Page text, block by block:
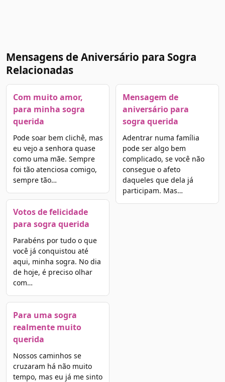
Mensagens de Aniversário para Sogra
Relacionadas
Com muito amor,
para minha sogra
querida
Pode soar bem clichê, mas
eu vejo a senhora quase
como uma mãe. Sempre
foi tão atenciosa comigo,
sempre tão…
Votos de felicidade
para sogra querida
Parabéns por tudo o que
você já conquistou até
aqui, minha sogra. No dia
de hoje, é preciso olhar
com…
Para uma sogra
realmente muito
querida
Nossos caminhos se
cruzaram há não muito
tempo, mas eu já me sinto
Mensagem de
aniversário para
sogra querida
Adentrar numa família
pode ser algo bem
complicado, se você não
consegue o afeto
daqueles que dela já
participam. Mas…